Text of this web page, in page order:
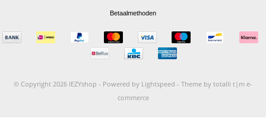
Betaalmethoden
© Copyright 2026 IEZYshop - Powered by Lightspeed - Theme by totalli t|m e-
commerce